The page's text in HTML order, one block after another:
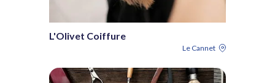
L'Olivet Coiffure
Le Cannet